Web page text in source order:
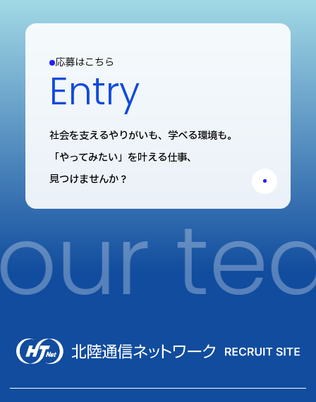
Entry
応募はこちら
社会を支えるやりがいも、学べる環境も。
「やってみたい」を叶える仕事、
見つけませんか？